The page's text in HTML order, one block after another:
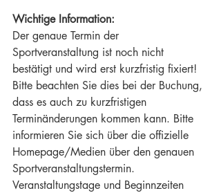
Wichtige Information:
Der genaue Termin der
Sportveranstaltung ist noch nicht
bestätigt und wird erst kurzfristig fixiert!
Bitte beachten Sie dies bei der Buchung,
dass es auch zu kurzfristigen
Terminänderungen kommen kann. Bitte
informieren Sie sich über die offizielle
Homepage/Medien über den genauen
Sportveranstaltungstermin.
Veranstaltungstage und Beginnzeiten